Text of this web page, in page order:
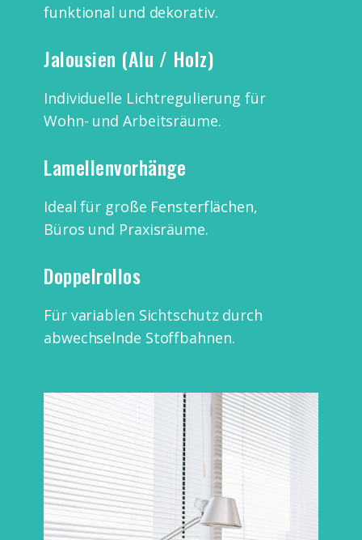
funktional und dekorativ.
Jalousien (Alu / Holz)
Individuelle Lichtregulierung für
Wohn- und Arbeitsräume.
Lamellenvorhänge
Ideal für große Fensterflächen,
Büros und Praxisräume.
Doppelrollos
Für variablen Sichtschutz durch
abwechselnde Stoffbahnen.